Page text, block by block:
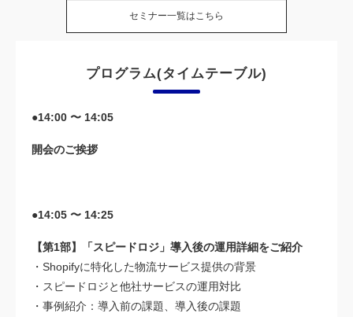
セミナー一覧はこちら
プログラム(タイムテーブル)
●14:00 〜 14:05
開会のご挨拶
●14:05 〜 14:25
【第1部】「スピードロジ」導入後の運用詳細をご紹介
・Shopifyに特化した物流サービス提供の背景
・スピードロジと他社サービスの運用対比
・事例紹介：導入前の課題、導入後の課題